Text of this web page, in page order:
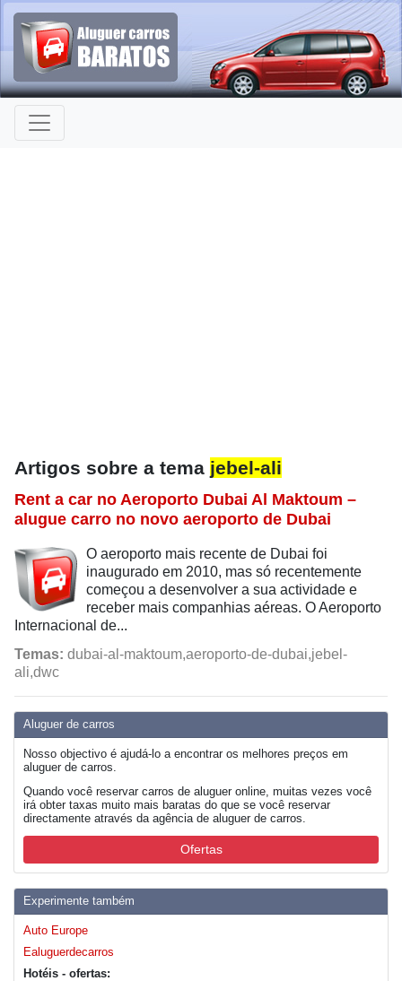
Aluguer de carros
Nosso objectivo é ajudá-lo a encontrar os melhores preços em
aluguer de carros.
Quando você reservar carros de aluguer online, muitas vezes você
irá obter taxas muito mais baratas do que se você reservar
directamente através da agência de aluguer de carros.
Ofertas
Experimente também
Auto Europe
Ealuguerdecarros
Hotéis - ofertas:
Artigos sobre a tema jebel-ali
Rent a car no Aeroporto Dubai Al Maktoum –
alugue carro no novo aeroporto de Dubai
O aeroporto mais recente de Dubai foi
inaugurado em 2010, mas só recentemente
começou a desenvolver a sua actividade e
receber mais companhias aéreas. O Aeroporto
Internacional de...
Temas: dubai-al-maktoum,aeroporto-de-dubai,jebel-
ali,dwc